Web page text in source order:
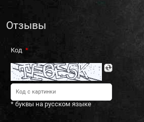
Отзывы
Код
* буквы на русском языке